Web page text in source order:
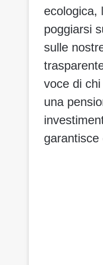
ecologica,
poggiarsi
sulle
voce di
una
garantisce